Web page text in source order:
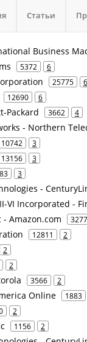
Статьи
Business
5372 6
25775 6
12690 6
Packard 3662 4
- Northern
10742 3
13156 3
3
-
VI Incorporated -
- Amazon.com 3277
12811 2
2
2
3566 2
Online 1883
2
1156 2